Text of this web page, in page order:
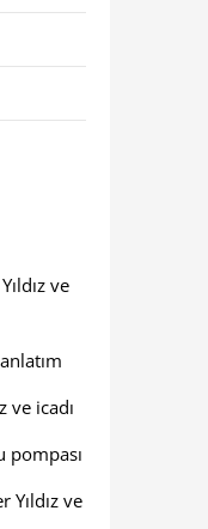
ve
ve icadı
pompası
ve